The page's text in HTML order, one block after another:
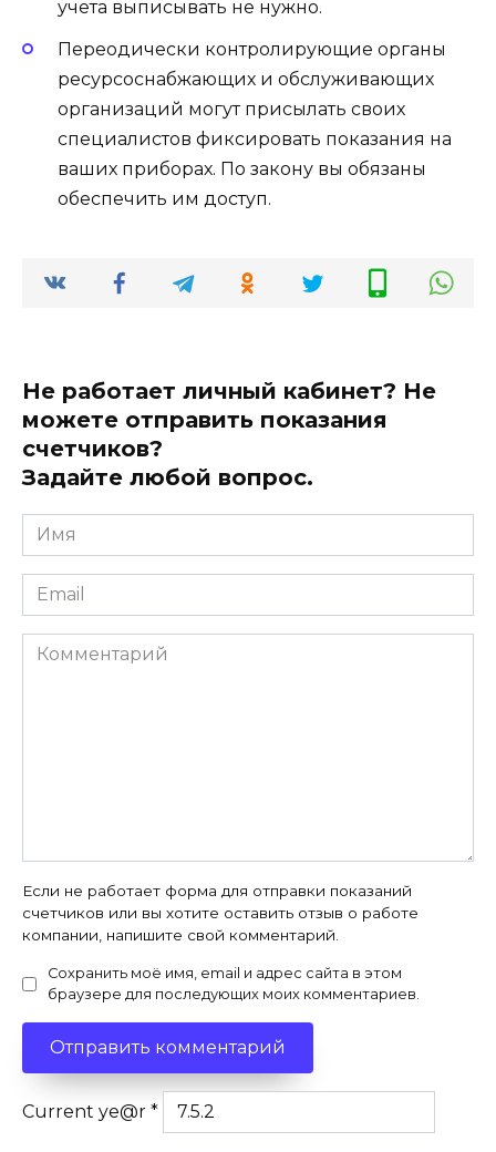
учета выписывать не нужно.
Переодически контролирующие органы
ресурсоснабжающих и обслуживающих
организаций могут присылать своих
специалистов фиксировать показания на
ваших приборах. По закону вы обязаны
обеспечить им доступ.
Не работает личный кабинет? Не
можете отправить показания
счетчиков?
Задайте любой вопрос.
Имя
*
Email
*
Комментарий
Если не работает форма для отправки показаний
счетчиков или вы хотите оставить отзыв о работе
компании, напишите свой комментарий.
Сохранить моё имя, email и адрес сайта в этом
браузере для последующих моих комментариев.
Current ye@r *